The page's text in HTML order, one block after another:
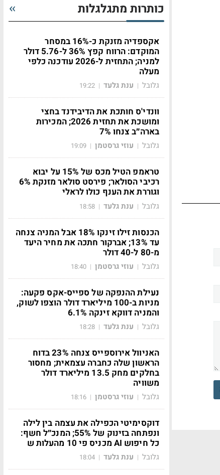
כותרות מתגלגלות
אקספדיה מזנקת כ-16% במסחר
המוקדם: הרווח קפץ 36% ל-5.76 דולר
למניה; התחזית ל-2026 עודכנה כלפי
מעלה
גלובל | ענת גלעד |
19:22
וונדי'ס חותכת את הדיבידנד בחצי
ומושכת את תחזית 2026; המכירות
בארה״ב צנחו 7%
גלובל | עוזי גרסטמן |
19:09
טראמפ הטיל מכס של 15% על יבוא
רכיבי הסולאר; פירסט סולאר מזנקת 6%
וגוררת את הענף כולו לראלי
גלובל | ענת גלעד |
18:58
הכנסות זילו זינקו 18% אבל המניה צנחה
עד 13%; אברקור חתכה את מחיר היעד
מ-80 ל-40 דולר
גלובל | עוזי גרסטמן |
18:40
נעילת ההנפקה של ספייס-אקס פקעה:
מניות ב-100 מיליארד דולר הוצפו לשוק,
והמניה דווקא זינקה 6.1%
גלובל | ענת גלעד |
18:28
האניוול אירוספייס צנחה 23% בדוח
הראשון שלה כחברה עצמאית; מחסור
בחלקים מחק 13.5 מיליארד דולר
משוויה
גלובל | עוזי גרסטמן |
18:16
דוקסימיטי הכפילה את עצמה בין לילה
ונפתחה בזינוק של 55%; המנכ״ל חשף:
כל חיפוש AI מכניס פי 10 מהעלות ש
גלובל | ענת גלעד |
18:04